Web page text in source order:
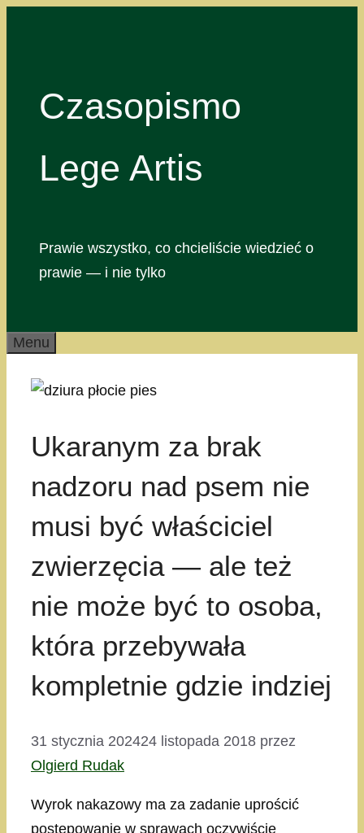
Czasopismo
Lege Artis
Prawie wszystko, co chcieliście wiedzieć o
prawie — i nie tylko
Menu
Ukaranym za brak
nadzoru nad psem nie
musi być właściciel
zwierzęcia — ale też
nie może być to osoba,
która przebywała
kompletnie gdzie indziej
31 stycznia 202424 listopada 2018 przez
Olgierd Rudak
Wyrok nakazowy ma za zadanie uprościć
postępowanie w sprawach oczywiście